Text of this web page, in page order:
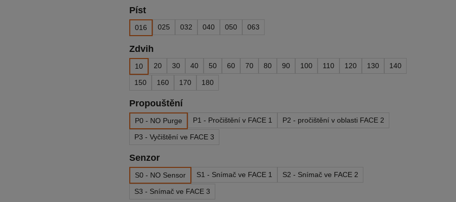
Píst
016 025 032 040 050 063
Zdvih
10 20 30 40 50 60 70 80 90 100 110 120 130 140
150 160 170 180
Propouštění
P0 - NO Purge P1 - Pročištění v FACE 1 P2 - pročištění v oblasti FACE 2
P3 - Vyčištění ve FACE 3
Senzor
S0 - NO Sensor S1 - Snímač ve FACE 1 S2 - Snímač ve FACE 2
S3 - Snímač ve FACE 3